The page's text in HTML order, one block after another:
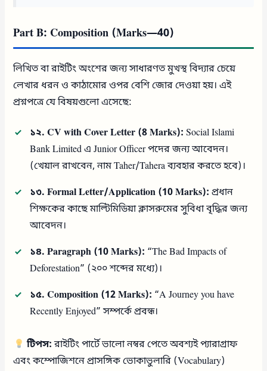
Part B: Composition (Marks—40)
লিখিত বা রাইটিং অংশের জন্য সাধারণত মুখস্থ বিদ্যার চেয়ে
লেখার ধরন ও কাঠামোর ওপর বেশি জোর দেওয়া হয়। এই
প্রশ্নপত্রে যে বিষয়গুলো এসেছে:
১২. CV with Cover Letter (8 Marks): Social Islami
Bank Limited এ Junior Officer পদের জন্য আবেদন।
(খেয়াল রাখবেন, নাম Taher/Tahera ব্যবহার করতে হবে)।
১৩. Formal Letter/Application (10 Marks): প্রধান
শিক্ষকের কাছে মাল্টিমিডিয়া ক্লাসরুমের সুবিধা বৃদ্ধির জন্য
আবেদন।
১৪. Paragraph (10 Marks): “The Bad Impacts of
Deforestation” (২০০ শব্দের মধ্যে)।
১৫. Composition (12 Marks): “A Journey you have
Recently Enjoyed” সম্পর্কে প্রবন্ধ।
টিপস:রাইটিং পার্টে ভালো নম্বর পেতে অবশ্যই প্যারাগ্রাফ
এবং কম্পোজিশনে প্রাসঙ্গিক ভোকাভুলারি (Vocabulary)